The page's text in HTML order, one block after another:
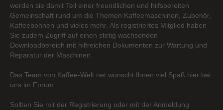
werden sie damit Teil einer freundlichen und hilfsbereiten
Gemeinschaft rund um die Themen Kaffeemaschinen, Zubehör,
Kaffeebohnen und vieles mehr. Als registriertes Mitglied haben
Sie zudem Zugriff auf einen stetig wachsenden
Downloadbereich mit hilfreichen Dokumenten zur Wartung und
Reparatur der Maschinen.
Das Team von Kaffee-Welt.net wünscht Ihnen viel Spaß hier bei
uns im Forum.
Sollten Sie mit der Registrierung oder mit der Anmeldung